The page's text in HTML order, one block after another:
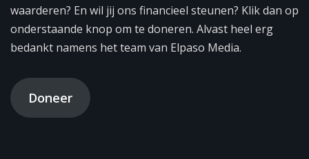
waarderen? En wil jij ons financieel steunen? Klik dan op
onderstaande knop om te doneren. Alvast heel erg
bedankt namens het team van Elpaso Media.
Doneer